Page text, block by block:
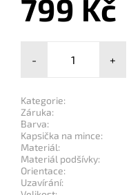
799 Kč
- +
Kategorie:
Záruka:
Barva:
Kapsička na mince:
Materiál:
Materiál podšívky:
Orientace:
Uzavírání: